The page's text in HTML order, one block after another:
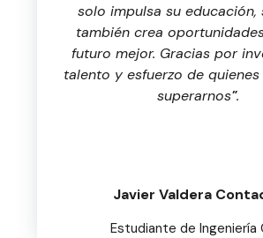
solo impulsa su educación,
también crea
futuro mejor. Gracias por
talento y esfuerzo de
superarnos".
Javier Valdera
Estudiante de Ingeniería